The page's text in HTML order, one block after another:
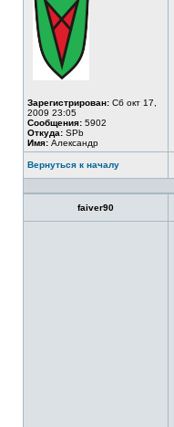
Зарегистрирован: Сб окт 17,
2009 23:05
Сообщения: 5902
Откуда: SPb
Имя: Александр
Вернуться к началу
faiver90